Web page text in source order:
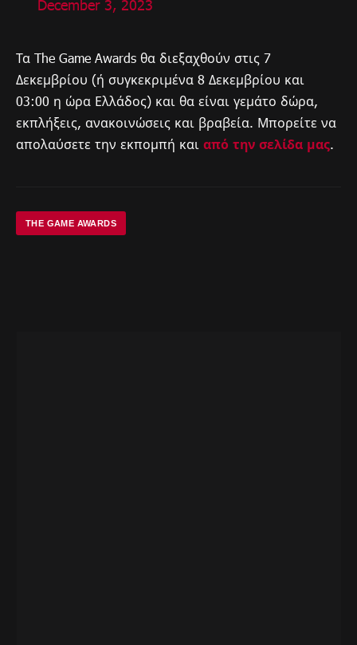
December 3, 2023
Τα The Game Awards θα διεξαχθούν στις 7
Δεκεμβρίου (ή συγκεκριμένα 8 Δεκεμβρίου και
03:00 η ώρα Ελλάδος) και θα είναι γεμάτο δώρα,
εκπλήξεις, ανακοινώσεις και βραβεία. Μπορείτε να
απολαύσετε την εκπομπή και από την σελίδα μας.
THE GAME AWARDS